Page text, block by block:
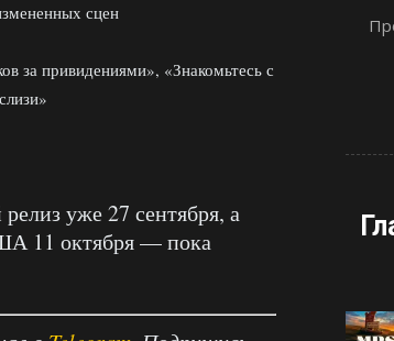
сцен
за привидениями», «Знакомьтесь с
уже 27 сентября, а
11 октября — пока